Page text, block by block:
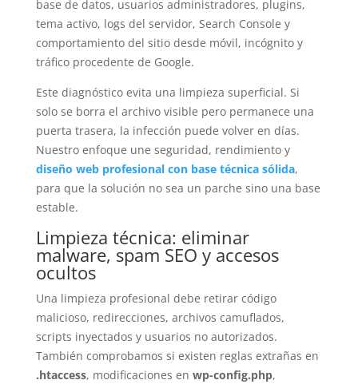
base de datos, usuarios administradores, plugins,
tema activo, logs del servidor, Search Console y
comportamiento del sitio desde móvil, incógnito y
tráfico procedente de Google.
Este diagnóstico evita una limpieza superficial. Si
solo se borra el archivo visible pero permanece una
puerta trasera, la infección puede volver en días.
Nuestro enfoque une seguridad, rendimiento y
diseño web profesional con base técnica sólida,
para que la solución no sea un parche sino una base
estable.
Limpieza técnica: eliminar
malware, spam SEO y accesos
ocultos
Una limpieza profesional debe retirar código
malicioso, redirecciones, archivos camuflados,
scripts inyectados y usuarios no autorizados.
También comprobamos si existen reglas extrañas en
.htaccess, modificaciones en wp-config.php,